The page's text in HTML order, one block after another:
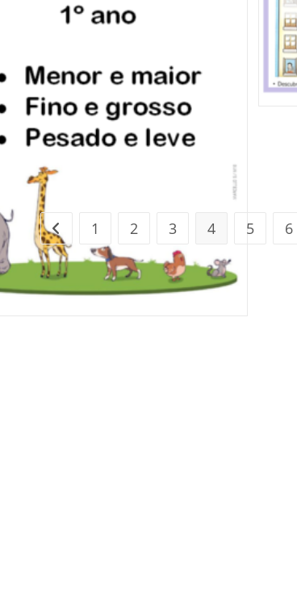
Ir para a página anterior
1 2 3 4 5 6